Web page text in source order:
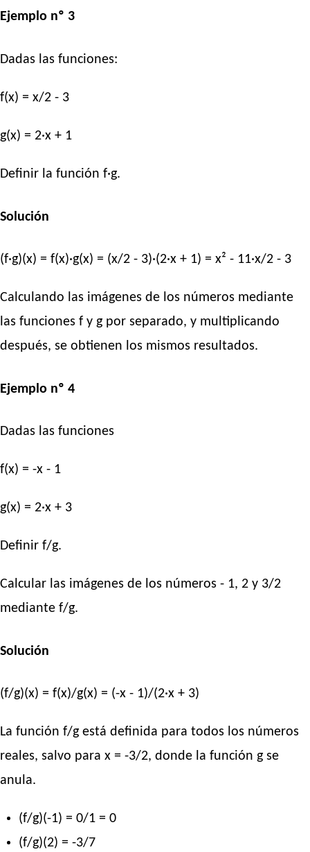
Ejemplo nº 3
Dadas las funciones:
f(x) = x/2 - 3
g(x) = 2·x + 1
Definir la función f·g.
Solución
(f·g)(x) = f(x)·g(x) = (x/2 - 3)·(2·x + 1) = x² - 11·x/2 - 3
Calculando las imágenes de los números mediante
las funciones f y g por separado, y multiplicando
después, se obtienen los mismos resultados.
Ejemplo nº 4
Dadas las funciones
f(x) = -x - 1
g(x) = 2·x + 3
Definir f/g.
Calcular las imágenes de los números - 1, 2 y 3/2
mediante f/g.
Solución
(f/g)(x) = f(x)/g(x) = (-x - 1)/(2·x + 3)
La función f/g está definida para todos los números
reales, salvo para x = -3/2, donde la función g se
anula.
(f/g)(-1) = 0/1 = 0
(f/g)(2) = -3/7